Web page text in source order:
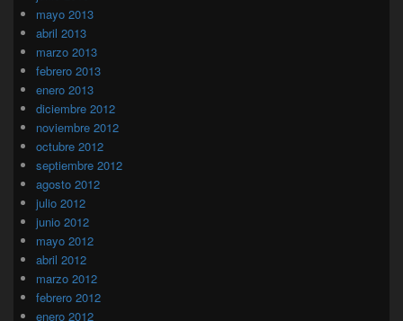
mayo 2013
abril 2013
marzo 2013
febrero 2013
enero 2013
diciembre 2012
noviembre 2012
octubre 2012
septiembre 2012
agosto 2012
julio 2012
junio 2012
mayo 2012
abril 2012
marzo 2012
febrero 2012
enero 2012